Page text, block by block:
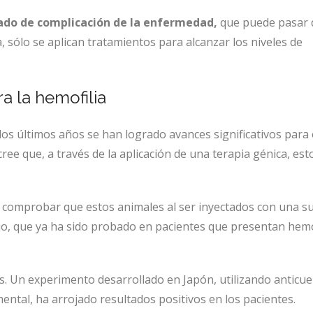
de complicación de la enfermedad, que puede pasar
se aplican tratamientos para alcanzar los niveles de
la hemofilia
últimos años se han logrado avances significativos para
que, a través de la aplicación de una terapia génica,
que estos animales al ser inyectados con una
que ya ha sido probado en pacientes que presentan
Un experimento desarrollado en Japón, utilizando
ha arrojado resultados positivos en los pacientes.